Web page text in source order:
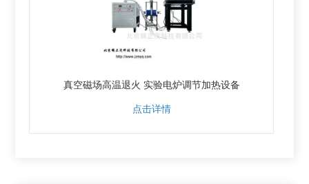
真空磁场高温退火 实验电炉调节加热设备
点击详情